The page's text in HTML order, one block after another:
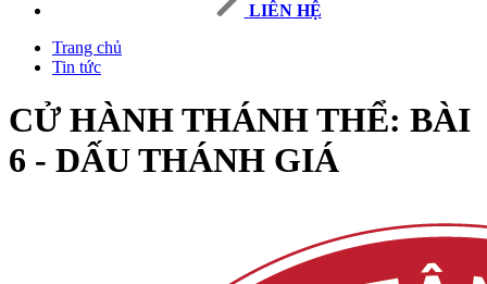
LIÊN HỆ
Trang chủ
Tin tức
CỬ HÀNH THÁNH THỂ: BÀI
6 - DẤU THÁNH GIÁ